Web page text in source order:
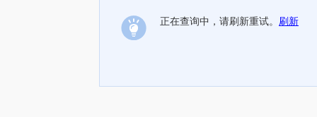
正在查询中，请刷新重试。 刷新